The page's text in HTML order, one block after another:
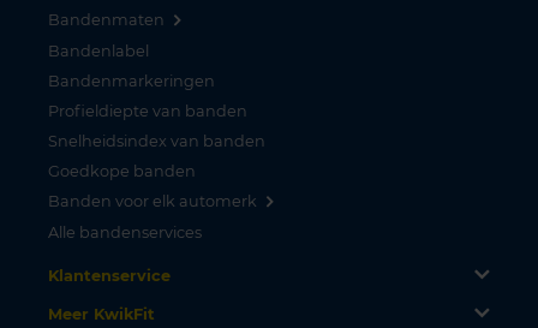
Bandenmaten
Bandenlabel
Bandenmarkeringen
Profieldiepte van banden
Snelheidsindex van banden
Goedkope banden
Banden voor elk automerk
Alle bandenservices
Klantenservice
Meer KwikFit